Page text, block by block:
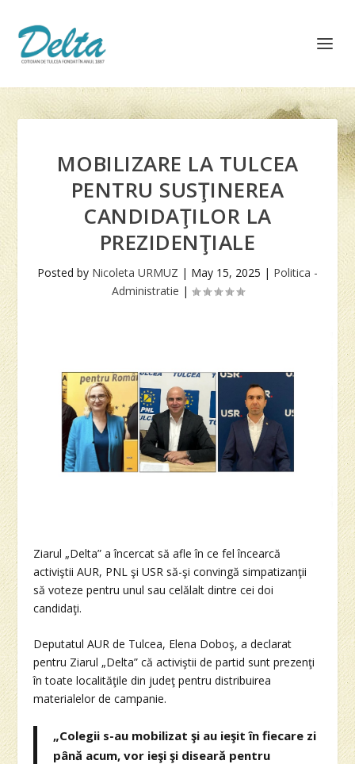
MOBILIZARE LA TULCEA
PENTRU SUSŢINEREA
CANDIDAŢILOR LA
PREZIDENŢIALE
Posted by Nicoleta URMUZ | May 15, 2025 | Politica -
Administratie |
Ziarul „Delta” a încercat să afle în ce fel încearcă
activiştii AUR, PNL şi USR să-şi convingă simpatizanţii
să voteze pentru unul sau celălalt dintre cei doi
candidaţi.
Deputatul AUR de Tulcea, Elena Doboş, a declarat
pentru Ziarul „Delta” că activiştii de partid sunt prezenţi
în toate localităţile din judeţ pentru distribuirea
materialelor de campanie.
„Colegii s-au mobilizat şi au ieşit în fiecare zi
până acum, vor ieşi şi diseară pentru